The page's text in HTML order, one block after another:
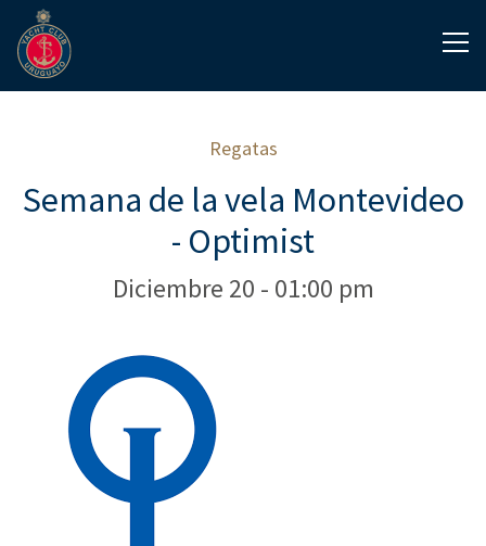
Regatas
Semana de la vela Montevideo
- Optimist
Diciembre 20 - 01:00 pm